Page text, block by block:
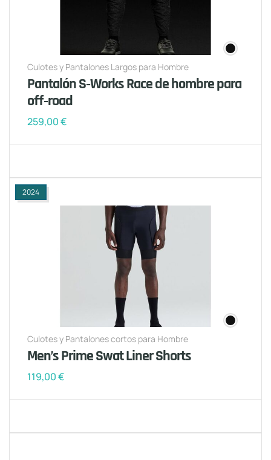
Culotes y Pantalones Largos para Hombre
Pantalón S‑Works Race de hombre para
off‑road
259,00€
2024
Culotes y Pantalones cortos para Hombre
Men’s Prime Swat Liner Shorts
119,00€